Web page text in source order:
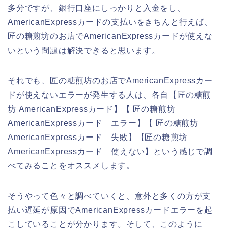
多分ですが、銀行口座にしっかりと入金をし、
AmericanExpressカードの支払いをきちんと行えば、
匠の糖煎坊のお店でAmericanExpressカードが使えな
いという問題は解決できると思います。
それでも、匠の糖煎坊のお店でAmericanExpressカー
ドが使えないエラーが発生する人は、各自【匠の糖煎
坊 AmericanExpressカード】【 匠の糖煎坊
AmericanExpressカード エラー】【 匠の糖煎坊
AmericanExpressカード 失敗】【匠の糖煎坊
AmericanExpressカード 使えない】という感じで調
べてみることをオススメします。
そうやって色々と調べていくと、意外と多くの方が支
払い遅延が原因でAmericanExpressカードエラーを起
こしていることが分かります。そして、このように